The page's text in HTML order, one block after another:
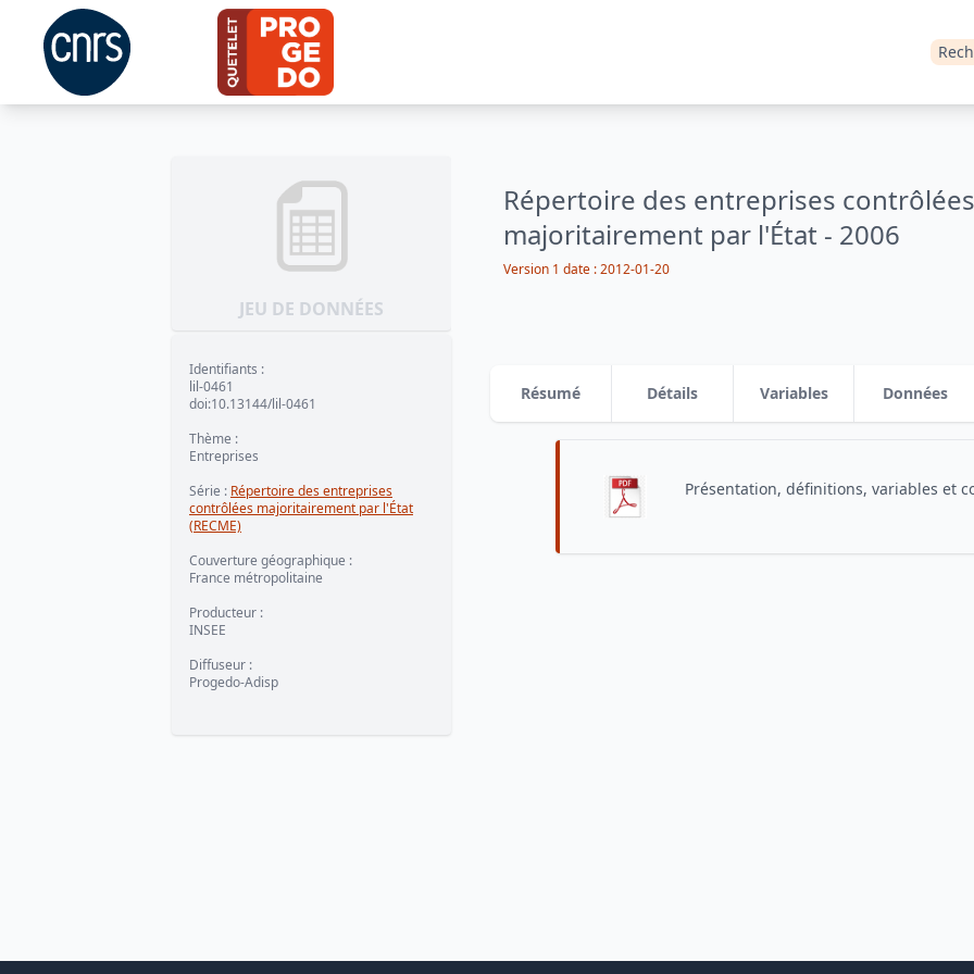
JEU DE DONNÉES
Répertoire des entreprises contrôlées
majoritairement par l'État - 2006
Version 1 date :2012-01-20
Identifiants :
lil-0461
doi:10.13144/lil-0461
Thème :
Entreprises
Série : Répertoire des entreprises
contrôlées majoritairement par l'État
(RECME)
Couverture géographique :
France métropolitaine
Producteur :
INSEE
Diffuseur :
Progedo-Adisp
Résumé Détails Variables Données
Présentation, définitions, variables et